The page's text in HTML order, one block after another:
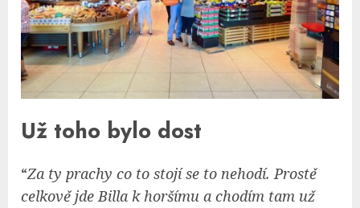
Už toho bylo dost
“Za ty prachy co to stojí se to nehodí. Prostě
celkově jde Billa k horšímu a chodím tam už